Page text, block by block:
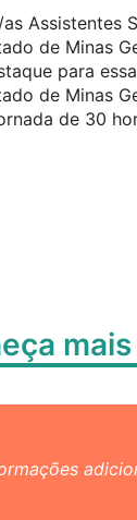
as Assistentes
de Minas
para
de Minas
de 30